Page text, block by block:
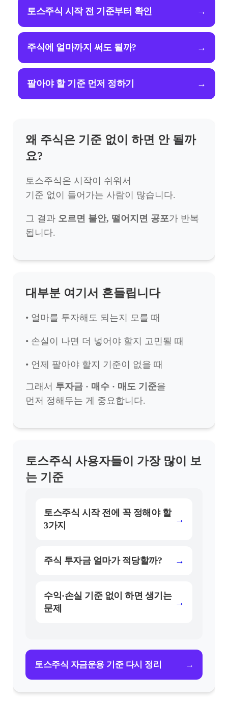
토스주식 시작 전 기준부터 확인 →
주식에 얼마까지 써도 될까? →
팔아야 할 기준 먼저 정하기 →
왜 주식은 기준 없이 하면 안 될까
요?
토스주식은 시작이 쉬워서
기준 없이 들어가는 사람이 많습니다.
그 결과 오르면 불안, 떨어지면 공포가 반복
됩니다.
대부분 여기서 흔들립니다
• 얼마를 투자해도 되는지 모를 때
• 손실이 나면 더 넣어야 할지 고민될 때
• 언제 팔아야 할지 기준이 없을 때
그래서 투자금 · 매수 · 매도 기준을
먼저 정해두는 게 중요합니다.
토스주식 사용자들이 가장 많이 보
는 기준
토스주식 시작 전에 꼭 정해야 할
3가지
→
주식 투자금 얼마가 적당할까? →
수익·손실 기준 없이 하면 생기는
문제
→
토스주식 자금운용 기준 다시 정리 →